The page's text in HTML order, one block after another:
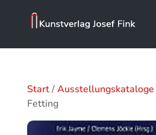
Start/Ausstellungskataloge
Fetting